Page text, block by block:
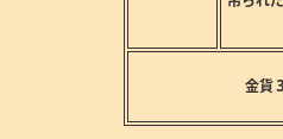
金貨